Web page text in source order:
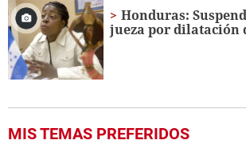
1
minute,
56
seconds
Honduras:
jueza por dilatación
MIS TEMAS PREFERIDOS